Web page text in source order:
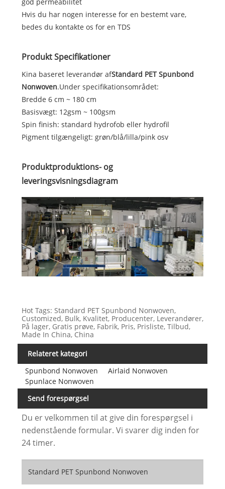
Hvis du har nogen interesse for en bestemt vare,
bedes du kontakte os for en TDS
Produkt Specifikationer
Kina baseret leverandør afStandard PET Spunbond
Nonwoven.Under specifikationsområdet:
Bredde 6 cm ~ 180 cm
Basisvægt: 12gsm ~ 100gsm
Spin finish: standard hydrofob eller hydrofil
Pigment tilgængeligt: ​​grøn/blå/lilla/pink osv
Produktproduktions- og
leveringsvisningsdiagram
Hot Tags: Standard PET Spunbond Nonwoven,
Customized, Bulk, Kvalitet, Producenter, Leverandører,
På lager, Gratis prøve, Fabrik, Pris, Prisliste, Tilbud,
Made In China, China
Relateret kategori
Spunbond Nonwoven
Airlaid Nonwoven
Spunlace Nonwoven
Send forespørgsel
Du er velkommen til at give din forespørgsel i
nedenstående formular. Vi svarer dig inden for
24 timer.